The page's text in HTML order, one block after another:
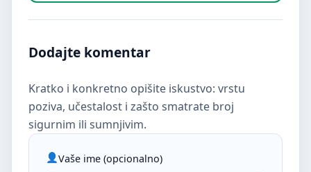
Dodajte komentar
Kratko i konkretno opišite iskustvo: vrstu
poziva, učestalost i zašto smatrate broj
sigurnim ili sumnjivim.
Vaše ime (opcionalno)